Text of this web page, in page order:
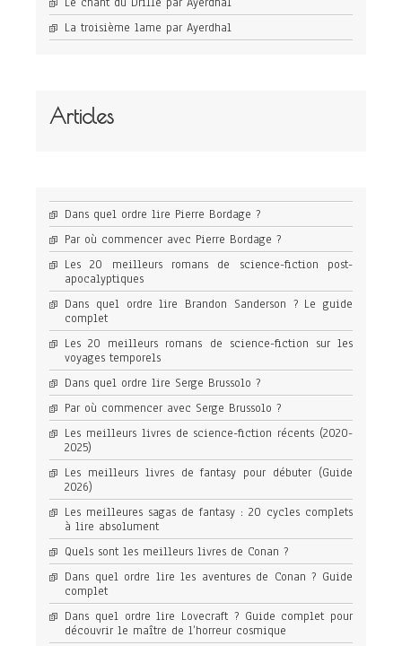
La troisième lame par Ayerdhal
Articles
Dans quel ordre lire Pierre Bordage ?
Par où commencer avec Pierre Bordage ?
Les 20 meilleurs romans de science-fiction post-
apocalyptiques
Dans quel ordre lire Brandon Sanderson ? Le guide
complet
Les 20 meilleurs romans de science-fiction sur les
voyages temporels
Dans quel ordre lire Serge Brussolo ?
Par où commencer avec Serge Brussolo ?
Les meilleurs livres de science-fiction récents (2020-
2025)
Les meilleurs livres de fantasy pour débuter (Guide
2026)
Les meilleures sagas de fantasy : 20 cycles complets
à lire absolument
Quels sont les meilleurs livres de Conan ?
Dans quel ordre lire les aventures de Conan ? Guide
complet
Dans quel ordre lire Lovecraft ? Guide complet pour
découvrir le maître de l’horreur cosmique